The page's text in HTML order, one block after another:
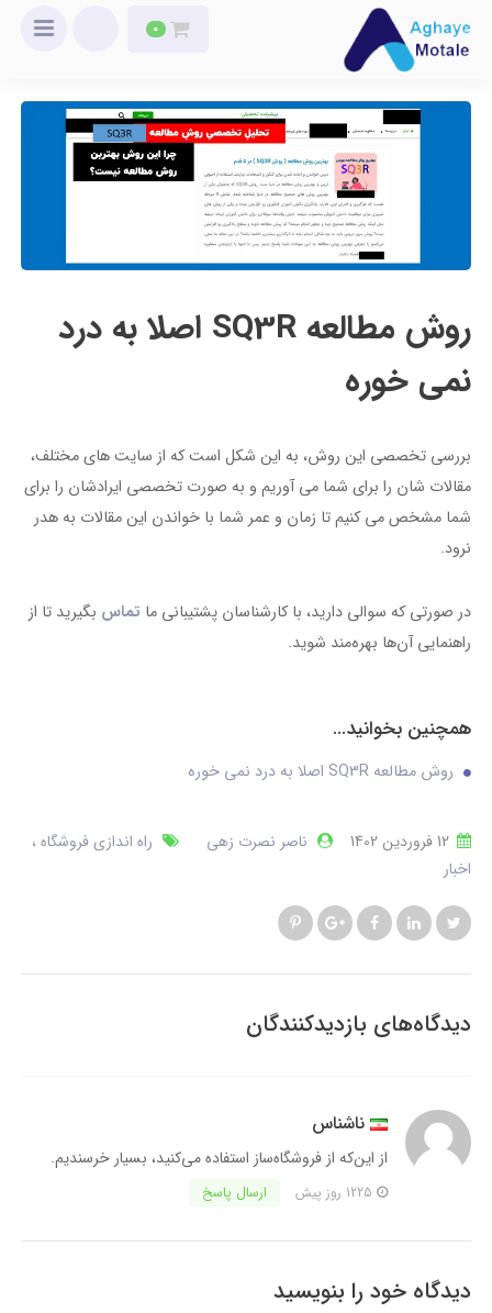
0
روش مطالعه SQ3R اصلا به درد
نمی خوره
بررسی تخصصی این روش، به این شکل است که از سایت های مختلف،
مقالات شان را برای شما می آوریم و به صورت تخصصی ایرادشان را برای
شما مشخص می کنیم تا زمان و عمر شما با خواندن این مقالات به هدر
نرود.
در صورتی که سوالی دارید، با کارشناسان پشتیبانی ما تماس بگیرید تا از
راهنمایی آن‌ها بهره‌مند شوید.
همچنین بخوانید...
روش مطالعه SQ3R اصلا به درد نمی خوره
ناصر نصرت زهی
راه اندازی فروشگاه
اخبار
دیدگاه‌های بازدیدکنندگان
ناشناس
از این‌که از فروشگاه‌ساز استفاده می‌کنید، بسیار خرسندیم.
ارسال پاسخ
دیدگاه خود را بنویسید